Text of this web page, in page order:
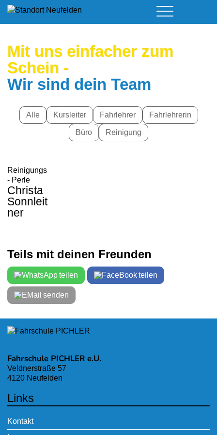
Moped
A - Scheine + Code 111
B - Scheine
BE - Schein + Code 96
F - Schein
Team
Kursorte
Neufelden
Walding
Service
Prüfungstermine
Kontakt
Mit uns einfacher zum
Schein -
Wir sind dein Team
Alle Kursleiter Fahrlehrer Fahrlehrerin
Büro Reinigung
Reinigungs
- Perle
Christa
Sonnleit
ner
Teils mit deinen Freunden
teilen teilen
senden
Fahrschule PICHLER e.U.
Veldnerstraße 57
4120 Neufelden
Links
Kontakt